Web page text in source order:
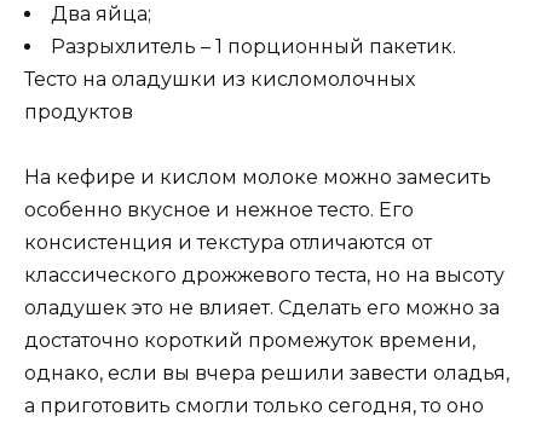
Два яйца;
Разрыхлитель – 1 порционный пакетик.
Тесто на оладушки из кисломолочных
продуктов
На кефире и кислом молоке можно замесить
особенно вкусное и нежное тесто. Его
консистенция и текстура отличаются от
классического дрожжевого теста, но на высоту
оладушек это не влияет. Сделать его можно за
достаточно короткий промежуток времени,
однако, если вы вчера решили завести оладья,
а приготовить смогли только сегодня, то оно